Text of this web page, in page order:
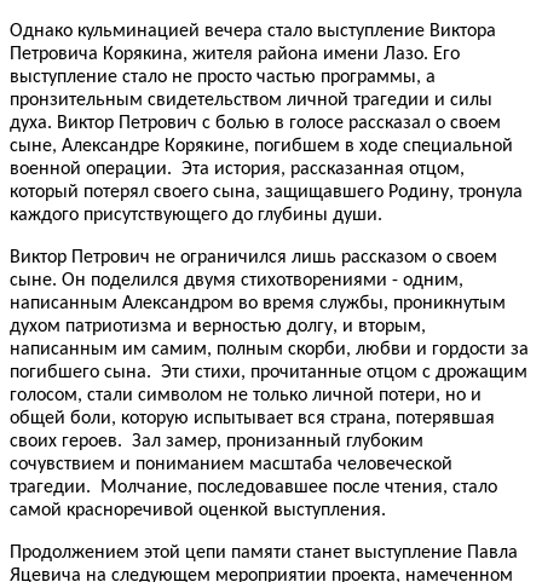
Однако кульминацией вечера стало выступление Виктора
Петровича Корякина, жителя района имени Лазо. Его
выступление стало не просто частью программы, а
пронзительным свидетельством личной трагедии и силы
духа. Виктор Петрович с болью в голосе рассказал о своем
сыне, Александре Корякине, погибшем в ходе специальной
военной операции. Эта история, рассказанная отцом,
который потерял своего сына, защищавшего Родину, тронула
каждого присутствующего до глубины души.
Виктор Петрович не ограничился лишь рассказом о своем
сыне. Он поделился двумя стихотворениями - одним,
написанным Александром во время службы, проникнутым
духом патриотизма и верностью долгу, и вторым,
написанным им самим, полным скорби, любви и гордости за
погибшего сына. Эти стихи, прочитанные отцом с дрожащим
голосом, стали символом не только личной потери, но и
общей боли, которую испытывает вся страна, потерявшая
своих героев. Зал замер, пронизанный глубоким
сочувствием и пониманием масштаба человеческой
трагедии. Молчание, последовавшее после чтения, стало
самой красноречивой оценкой выступления.
Продолжением этой цепи памяти станет выступление Павла
Яцевича на следующем мероприятии проекта, намеченном